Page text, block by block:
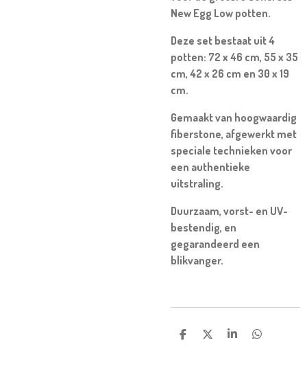
New Egg Low potten.
Deze set bestaat uit 4
potten: 72 x 46 cm, 55 x 35
cm, 42 x 26 cm en 30 x 19
cm.
Gemaakt van hoogwaardig
fiberstone, afgewerkt met
speciale technieken voor
een authentieke
uitstraling.
Duurzaam, vorst- en UV-
bestendig, en
gegarandeerd een
blikvanger.
D
D
S
D